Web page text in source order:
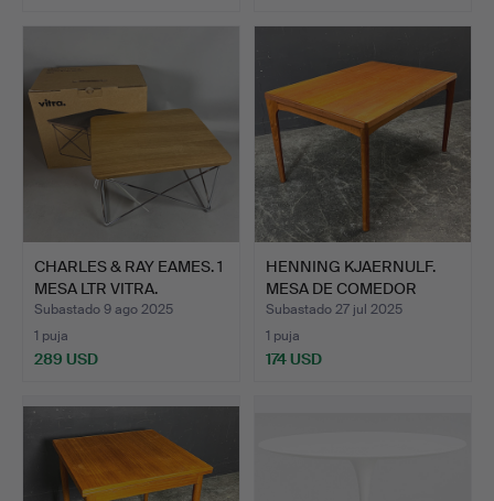
CHARLES & RAY EAMES. 1
MESA LTR VITRA.
Subastado 9 ago 2025
1 puja
289 USD
HENNING KJAERNULF.
MESA DE COMEDOR
EXTENSI…
Subastado 27 jul 2025
1 puja
174 USD